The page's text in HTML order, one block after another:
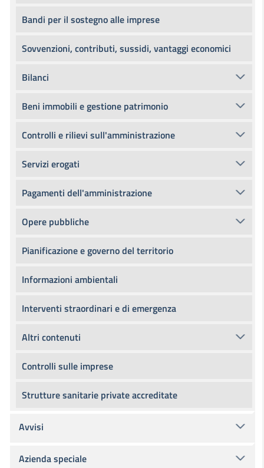
Bandi per il sostegno alle imprese
Sovvenzioni, contributi, sussidi, vantaggi economici
Bilanci
Beni immobili e gestione patrimonio
Controlli e rilievi sull'amministrazione
Servizi erogati
Pagamenti dell'amministrazione
Opere pubbliche
Pianificazione e governo del territorio
Informazioni ambientali
Interventi straordinari e di emergenza
Altri contenuti
Controlli sulle imprese
Strutture sanitarie private accreditate
Avvisi
Azienda speciale